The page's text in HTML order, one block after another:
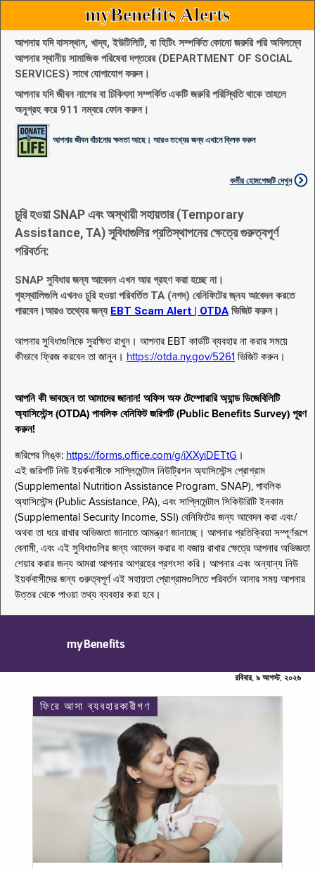
myBenefits Alerts
আপনার যদি বাসস্থান, খাদ্য, ইউটিলিটি, বা হিটিং সম্পর্কিত কোনো জরুরি পরি অবিলম্বে
আপনার স্থানীয় সামাজিক পরিষেবা দপ্তরের (DEPARTMENT OF SOCIAL
SERVICES) সাথে যোগাযোগ করুন।
আপনার যদি জীবন নাশের বা চিকিৎসা সম্পর্কিত একটি জরুরি পরিস্থিতি থাকে তাহলে
অনুগ্রহ করে 911 নম্বরে ফোন করুন।
আপনার জীবন বাঁচানোর ক্ষমতা আছে। আরও তথ্যের জন্য এখানে ক্লিক করুন
কর্মীর হোমপেজটি দেখুন
চুরি হওয়া SNAP এবং অস্থায়ী সহায়তার (Temporary
Assistance, TA) সুবিধাগুলির প্রতিস্থাপনের ক্ষেত্রে গুরুত্বপূর্ণ
পরিবর্তন:
SNAP সুবিধার জন্য আবেদন এখন আর গ্রহণ করা হচ্ছে না।
গৃহস্থালিগুলি এখনও চুরি হওয়া পরিবর্তিত TA (নগদ) বেনিফিটের জ্নয আবেদন করতে
পারবেন।আরও তথ্যের জন্য EBT Scam Alert | OTDA ভিজিট করুন।
আপনার সুবিধাগুলিকে সুরক্ষিত রাখুন। আপনার EBT কার্ডটি ব্যবহার না করার সময়ে
কীভাবে ফ্রিজ করবেন তা জানুন। https://otda.ny.gov/5261 ভিজিট করুন।
আপনি কী ভাবছেন তা আমাদের জানান! অফিস অফ টেম্পোরারি অ্যান্ড ডিজেবিলিটি
অ্যাসিস্টেন্স (OTDA) পাবলিক বেনিফিট জরিপটি (Public Benefits Survey) পূরণ
করুন!
জরিপের লিঙ্ক: https://forms.office.com/g/iXXyiDETtG ।
এই জরিপটি নিউ ইয়র্কবাসীকে সাপ্লিমেন্টাল নিউট্রিশন অ্যাসিস্টেন্স প্রোগ্রাম
(Supplemental Nutrition Assistance Program, SNAP), পাবলিক
অ্যাসিস্টেন্স (Public Assistance, PA), এবং সাপ্লিমেন্টাল সিকিউরিটি ইনকাম
(Supplemental Security Income, SSI) বেনিফিটের জন্য আবেদন করা এবং/
অথবা তা ধরে রাখার অভিজ্ঞতা জানাতে আমন্ত্রণ জানাচ্ছে। আপনার প্রতিক্রিয়া সম্পূর্ণরূপে
বেনামী, এবং এই সুবিধাগুলির জন্য আবেদন করার বা বজায় রাখার ক্ষেত্রে আপনার অভিজ্ঞতা
শেয়ার করার জন্য আমরা আপনার আগ্রহের প্রশংসা করি। আপনার এবং অন্যান্য নিউ
ইয়র্কবাসীদের জন্য গুরুত্বপূর্ণ এই সহায়তা প্রোগ্রামগুলিতে পরিবর্তন আনার সময় আপনার
উত্তর থেকে পাওয়া তথ্য ব্যবহার করা হবে।
myBenefits
রবিবার, ৯ আগস্ট, ২০২৬
ফিরে আসা ব্যবহারকারীগণ